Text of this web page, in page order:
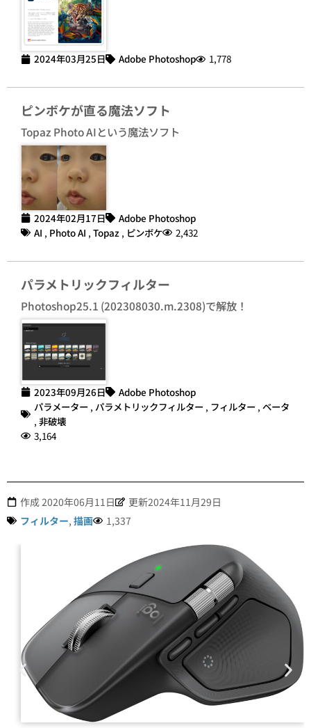
2024年03月25日 Adobe Photoshop 1,778
ピンボケが直る魔法ソフト
Topaz Photo AIという魔法ソフト
2024年02月17日
Adobe Photoshop
AI , Photo AI , Topaz , ピンボケ 2,432
パラメトリックフィルター
Photoshop25.1 (202308030.m.2308)で解放！
2023年09月26日
Adobe Photoshop
パラメーター , パラメトリックフィルター , フィルター , ベータ
, 非破壊
3,164
作成 2020年06月11日
更新2024年11月29日
フィルター, 描画 1,337